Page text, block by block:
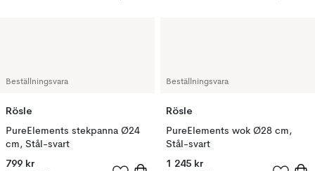
Beställningsvara
Rösle
PureElements stekpanna Ø24
cm, Stål-svart
799 kr
Beställningsvara
Rösle
PureElements wok Ø28 cm,
Stål-svart
1 245 kr